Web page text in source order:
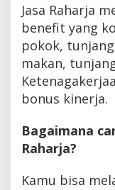
Jasa Raharja
benefit yang
pokok,
makan,
bonus kinerja.
Bagaimana
Raharja?
Kamu bisa